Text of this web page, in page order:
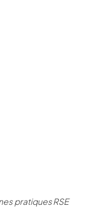
pratiques RSE